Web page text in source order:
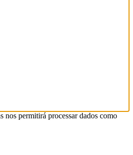
nos permitirá processar dados como